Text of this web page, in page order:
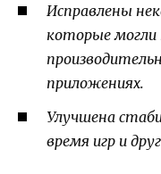
Исправлены
которые могли
приложениях.
Улучшена
время игр и